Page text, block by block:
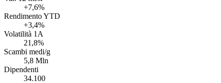
+7,6%
Rendimento YTD
+3,4%
Volatilità 1A
21,8%
Scambi medi/g
5,8 Mln
Dipendenti
34.100